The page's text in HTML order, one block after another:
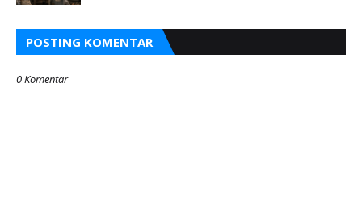
POSTING KOMENTAR
0 Komentar